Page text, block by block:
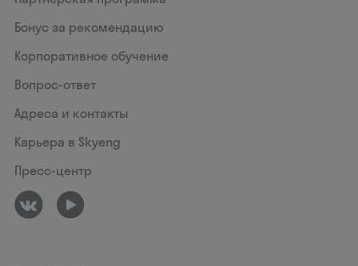
Бонус за рекомендацию
Корпоративное обучение
Вопрос-ответ
Адреса и контакты
Карьера в Skyeng
Пресс-центр